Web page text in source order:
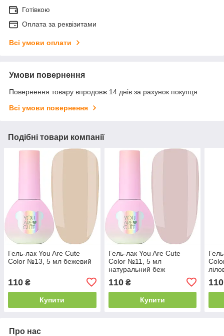
Готівкою
Оплата за реквізитами
Всі умови оплати
Умови повернення
Повернення товару впродовж 14 днів за рахунок покупця
Всі умови повернення
Подібні товари компанії
Гель-лак You Are Cute
Color №13, 5 мл бежевий
110 ₴
Купити
Гель-лак You Are Cute
Color №11, 5 мл
натуральний беж
110₴
Купити
110
Про нас